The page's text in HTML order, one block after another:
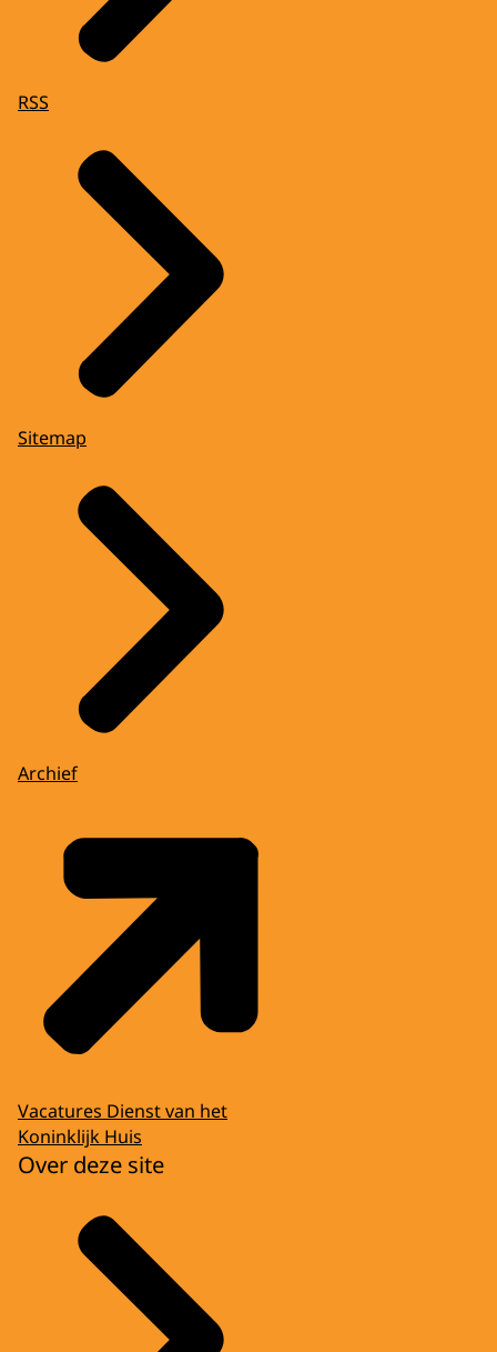
RSS
Sitemap
Archief
Vacatures Dienst van het
Koninklijk Huis
Over deze site